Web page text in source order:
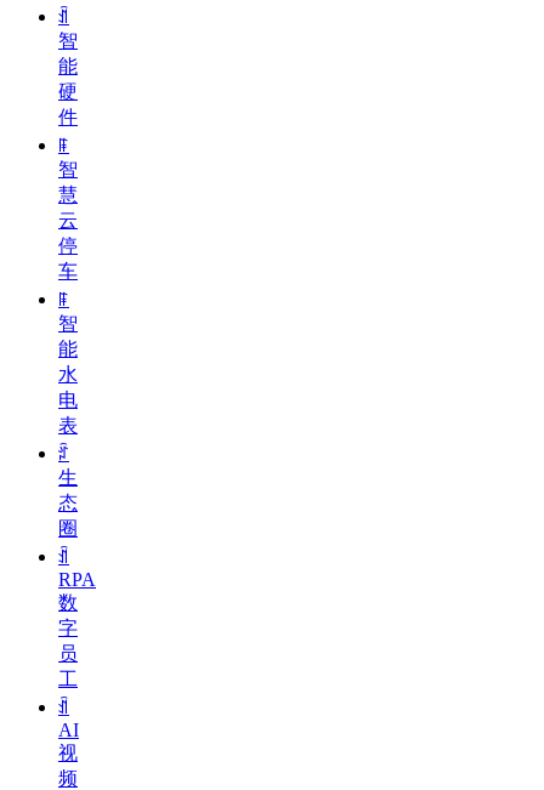
ꀉ
智
能
硬
件
ꁹ
智
慧
云
停
车
ꁹ
智
能
水
电
表
ꄁ
生
态
圈
ꀉ
RPA
数
字
员
工
ꀉ
AI
视
频